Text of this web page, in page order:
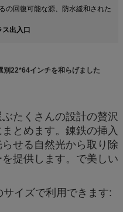
の回復可能な源、防水緩和された
出入口
22*64インチを和らげました
たくさんの設計の贅沢
とめます。錬鉄の挿入
せる自然光から取り除
提供します。で美しい
イズで利用できます: